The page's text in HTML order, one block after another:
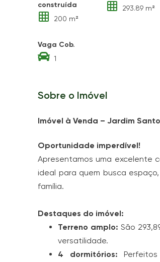
construída
200 m²
293.89 m²
Vaga Cob.
1
Sobre o Imóvel
Imóvel à Venda – Jardim
Oportunidade imperdível!
Apresentamos uma excelente
ideal para quem busca
família.
Destaques do imóvel:
Terreno amplo: São
versatilidade.
4 dormitórios: